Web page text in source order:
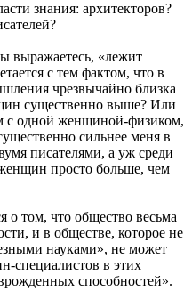
знания: архитекторов?
выражаетесь, «лежит
с тем фактом, что в
чрезвычайно близка
существенно выше? Или
с одной женщиной-физиком,
сильнее меня в
писателями, а уж среди
просто больше, чем
о том, что общество весьма
и в обществе, которое не
науками», не может
специалистов в этих
способностей».